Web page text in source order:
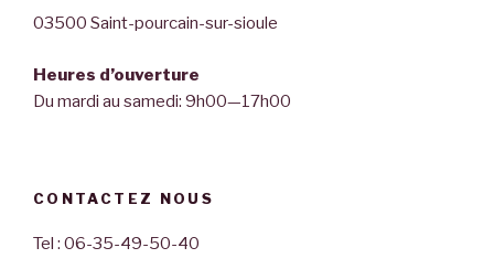
03500 Saint-pourcain-sur-sioule
Heures d’ouverture
Du mardi au samedi: 9h00—17h00
CONTACTEZ NOUS
Tel : 06-35-49-50-40